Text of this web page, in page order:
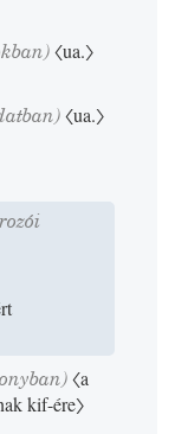
〈ua.〉
〈ua.〉
〈a
kif-ére〉